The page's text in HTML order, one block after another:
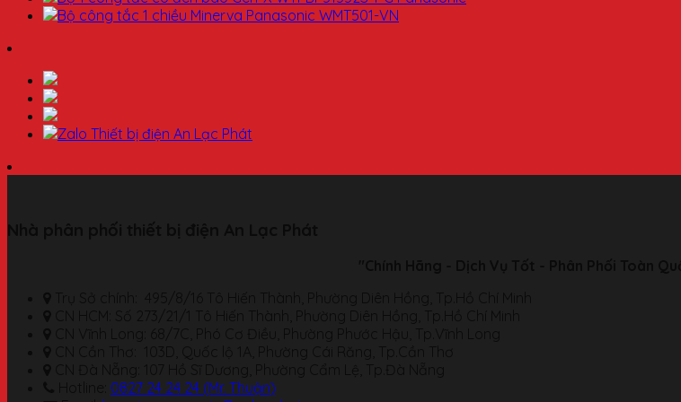
0827 24 24 24 (Mr. Thuận)